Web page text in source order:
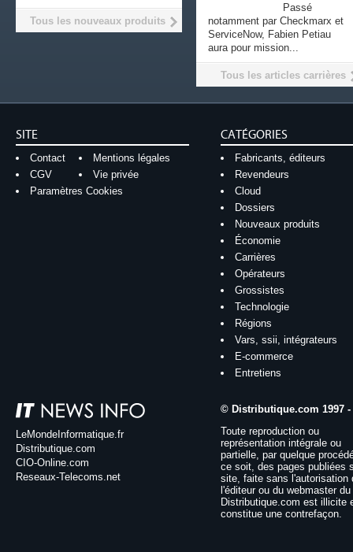
Passé
notamment par Checkmarx et
ServiceNow, Fabien Petiau
aura pour mission...
Tous les articles carrières
Tous les nouveaux produits
SITE
Contact
Mentions légales
CGV
Vie privée
Paramètres Cookies
CATÉGORIES
Fabricants, éditeurs
Revendeurs
Cloud
Dossiers
Nouveaux produits
Économie
Carrières
Opérateurs
Grossistes
Technologie
Régions
Vars, ssii, intégrateurs
E-commerce
Entretiens
LeMondeInformatique.fr
Distributique.com
CIO-Online.com
Reseaux-Telecoms.net
© Distributique.com 1997 -
Toute reproduction ou
représentation intégrale ou
partielle, par quelque
ce soit, des pages publiées
site, faite sans l'autorisation
l'éditeur ou du webmaster
Distributique.com est illicite
constitue une contrefaçon.